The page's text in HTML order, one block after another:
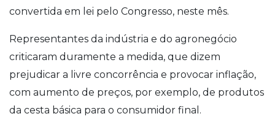
convertida em lei pelo Congresso, neste mês.
Representantes da indústria e do agronegócio
criticaram duramente a medida, que dizem
prejudicar a livre concorrência e provocar inflação,
com aumento de preços, por exemplo, de produtos
da cesta básica para o consumidor final.